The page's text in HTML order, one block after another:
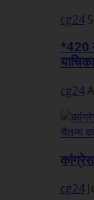
cg24
*420
cg24
cg24